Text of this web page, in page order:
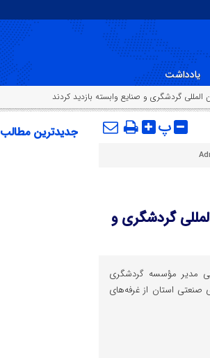
یادداشت
گردشگری و صنایع وابسته بازدید کردند
پ
گردشگری و
مدیر مؤسسه گردشگری
صنعتی استان از غرفه‌های
جدیدترین مطالب